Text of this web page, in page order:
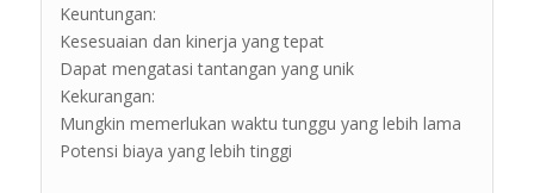
Keuntungan:
Kesesuaian dan kinerja yang tepat
Dapat mengatasi tantangan yang unik
Kekurangan:
Mungkin memerlukan waktu tunggu yang lebih lama
Potensi biaya yang lebih tinggi